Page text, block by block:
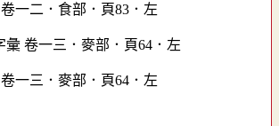
卷一二．食部．頁83．左
卷一三．麥部．頁64．左